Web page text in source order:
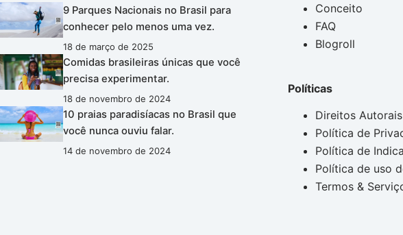
9 Parques Nacionais no Brasil para
conhecer pelo menos uma vez.
18 de março de 2025
Comidas brasileiras únicas que você
precisa experimentar.
18 de novembro de 2024
10 praias paradisíacas no Brasil que
você nunca ouviu falar.
14 de novembro de 2024
Conceito
FAQ
Blogroll
Políticas
Direitos Autorais
Política de
Política de
Política de uso
Termos &